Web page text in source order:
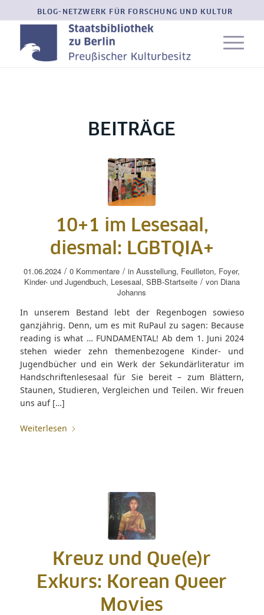
BLOG-NETZWERK FÜR FORSCHUNG UND KULTUR
BEITRÄGE
10+1 im Lesesaal,
diesmal: LGBTQIA+
01.06.2024 / 0 Kommentare / inAusstellung, Feuilleton, Foyer,
Kinder- und Jugendbuch, Lesesaal, SBB-Startseite / von Diana
Johanns
In unserem Bestand lebt der Regenbogen sowieso
ganzjährig. Denn, um es mit RuPaul zu sagen: Because
reading is what … FUNDAMENTAL! Ab dem 1. Juni 2024
stehen wieder zehn themenbezogene Kinder- und
Jugendbücher und ein Werk der Sekundärliteratur im
Handschriftenlesesaal für Sie bereit – zum Blättern,
Staunen, Studieren, Vergleichen und Teilen. Wir freuen
uns auf […]
Weiterlesen
Kreuz und Que(e)r
Exkurs: Korean Queer
Movies